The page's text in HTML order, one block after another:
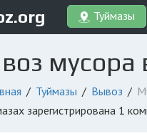
Туймазы
мусора
Туймазы Вывоз
зарегистрирована 1